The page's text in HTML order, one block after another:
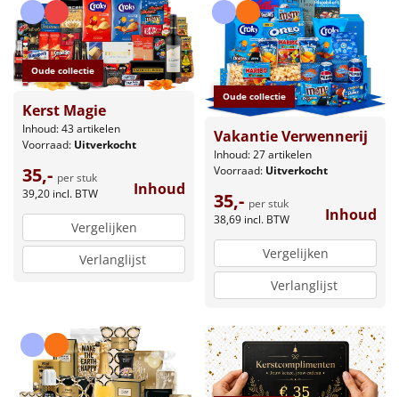
Oude collectie
Kerst Magie
Inhoud: 43 artikelen
Voorraad: Uitverkocht
35,- per stuk
39,20 incl. BTW Inhoud
Vergelijken
Verlanglijst
Oude collectie
Vakantie Verwennerij
Inhoud: 27 artikelen
Voorraad: Uitverkocht
35,- per stuk
38,69 incl. BTW Inhoud
Vergelijken
Verlanglijst